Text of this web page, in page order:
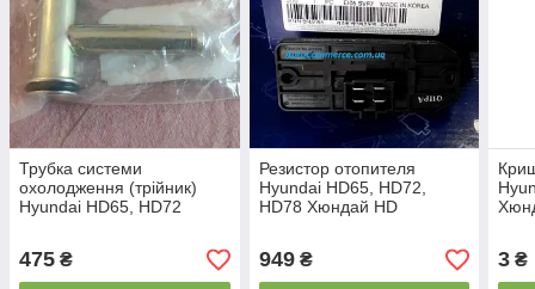
Трубка системи
охолодження (трійник)
Hyundai HD65, HD72
475 ₴
Резистор отопителя
Hyundai HD65, HD72,
HD78 Хюндай HD
949₴ 3 ₴